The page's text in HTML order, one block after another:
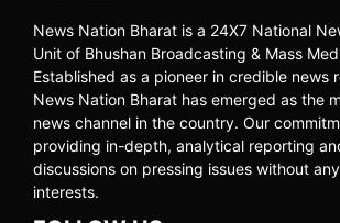
News Nation Bharat is a 24X7 National
Unit of Bhushan Broadcasting & Mass
Established as a pioneer in credible news
News Nation Bharat has emerged as the
news channel in the country. Our
providing in-depth, analytical reporting
discussions on pressing issues without
interests.